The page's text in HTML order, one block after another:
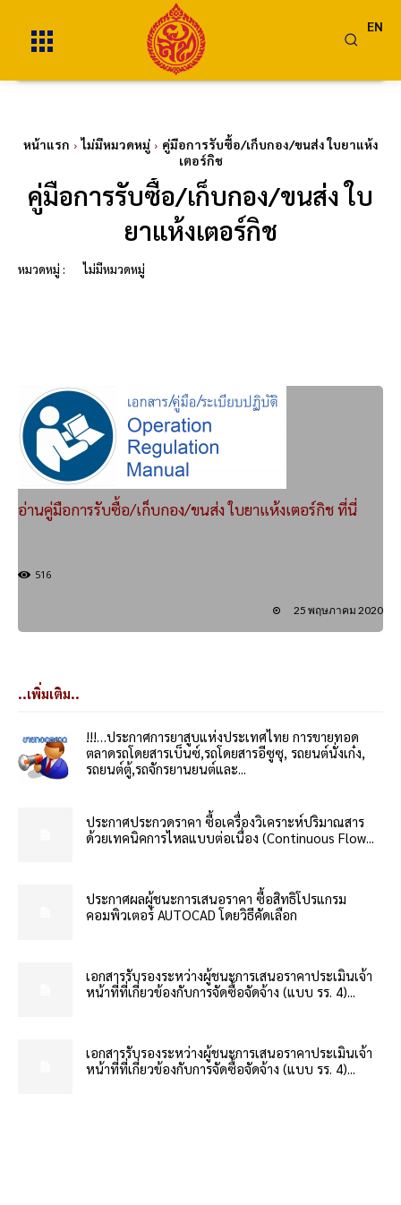
EN
หน้าแรก ไม่มีหมวดหมู่
คู่มือการรับซื้อ/เก็บกอง/ขนส่ง ใบยาแห้ง
เตอร์กิช
คู่มือการรับซื้อ/เก็บกอง/ขนส่ง ใบ
ยาแห้งเตอร์กิช
หมวดหมู่ : ไม่มีหมวดหมู่
อ่านคู่มือการรับซื้อ/เก็บกอง/ขนส่ง ใบยาแห้งเตอร์กิช ที่นี่
516
25 พฤษภาคม 2020
..เพิ่มเติม..
!!!…ประกาศการยาสูบแห่งประเทศไทย การขายทอด
ตลาดรถโดยสารเบ็นซ์,รถโดยสารอีซูซุ, รถยนต์นั่งเก๋ง,
รถยนต์ตู้,รถจักรยานยนต์และ...
ประกาศประกวดราคา ซื้อเครื่องวิเคราะห์ปริมาณสาร
ด้วยเทคนิคการไหลแบบต่อเนื่อง (Continuous Flow...
ประกาศผลผู้ชนะการเสนอราคา ซื้อสิทธิโปรแกรม
คอมพิวเตอร์ AUTOCAD โดยวิธีคัดเลือก
เอกสารรับรองระหว่างผู้ชนะการเสนอราคาประเมินเจ้า
หน้าที่ที่เกี่ยวข้องกับการจัดซื้อจัดจ้าง (แบบ รร. 4)...
เอกสารรับรองระหว่างผู้ชนะการเสนอราคาประเมินเจ้า
หน้าที่ที่เกี่ยวข้องกับการจัดซื้อจัดจ้าง (แบบ รร. 4)...